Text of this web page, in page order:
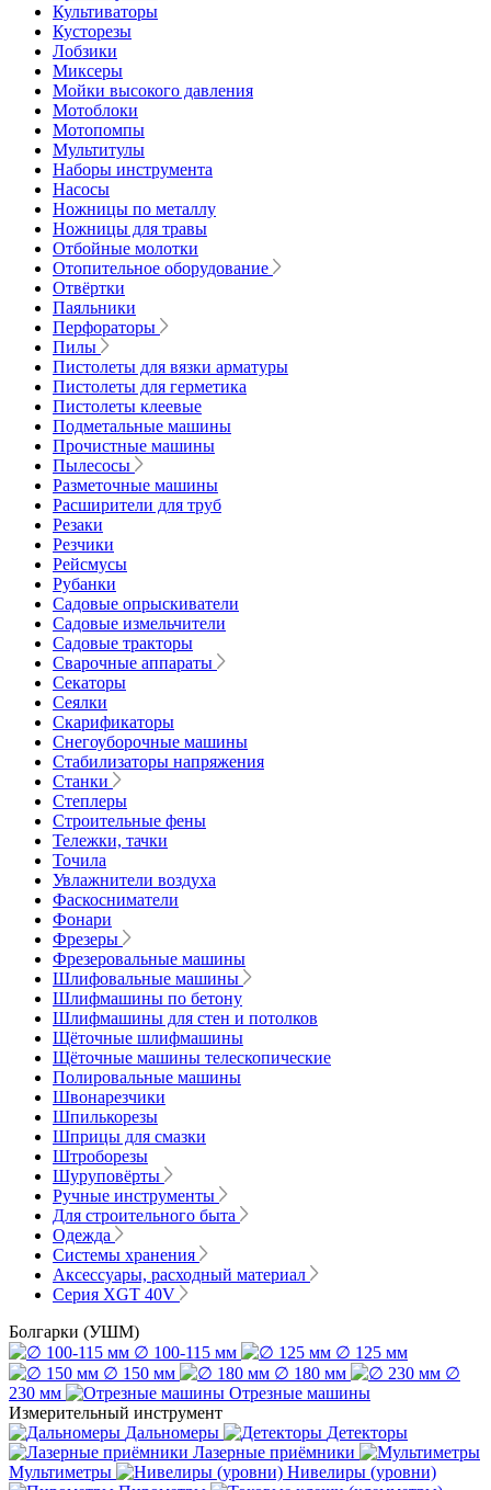
Культиваторы
Кусторезы
Лобзики
Миксеры
Мойки высокого давления
Мотоблоки
Мотопомпы
Мультитулы
Наборы инструмента
Насосы
Ножницы по металлу
Ножницы для травы
Отбойные молотки
Отопительное оборудование
Отвёртки
Паяльники
Перфораторы
Пилы
Пистолеты для вязки арматуры
Пистолеты для герметика
Пистолеты клеевые
Подметальные машины
Прочистные машины
Пылесосы
Разметочные машины
Расширители для труб
Резаки
Резчики
Рейсмусы
Рубанки
Садовые опрыскиватели
Садовые измельчители
Садовые тракторы
Сварочные аппараты
Секаторы
Сеялки
Скарификаторы
Снегоуборочные машины
Стабилизаторы напряжения
Станки
Степлеры
Строительные фены
Тележки, тачки
Точила
Увлажнители воздуха
Фаскосниматели
Фонари
Фрезеры
Фрезеровальные машины
Шлифовальные машины
Шлифмашины по бетону
Шлифмашины для стен и потолков
Щёточные шлифмашины
Щёточные машины телескопические
Полировальные машины
Швонарезчики
Шпилькорезы
Шприцы для смазки
Штроборезы
Шуруповёрты
Ручные инструменты
Для строительного быта
Одежда
Системы хранения
Аксессуары, расходный материал
Серия XGT 40V
Болгарки (УШМ)
∅ 100-115 мм
∅ 125 мм
∅ 150 мм
∅ 180 мм
∅
230 мм
Отрезные машины
Измерительный инструмент
Дальномеры
Детекторы
Лазерные приёмники
Мультиметры
Нивелиры (уровни)